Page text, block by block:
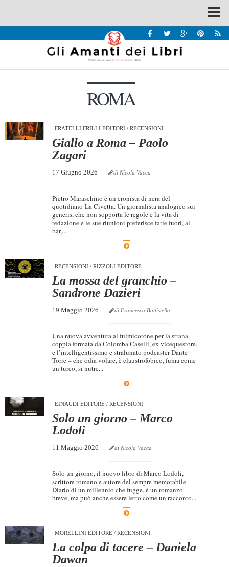
Recensioni
Interviste & Incontri
Chi siamo
Rassegna Stampa
Archivio
Partnership
Giallo Stresa
Tabù Festival 2014
A Tutto Volume
Salone di Torino
ROMA
FRATELLI FRILLI EDITORI / RECENSIONI
Giallo a Roma – Paolo
Zagari
17 Giugno 2026 di Nicola Vacca
Pietro Maraschino è un cronista di nera del
quotidiano La Civetta. Un giornalista analogico sui
generis, che non sopporta le regole e la vita di
redazione e le sue riunioni preferisce farle fuori, al
bar,...
RECENSIONI / RIZZOLI EDITORE
La mossa del granchio –
Sandrone Dazieri
19 Maggio 2026 di Francesca Battistella
Una nuova avventura al fulmicotone per la strana
coppia formata da Colomba Caselli, ex vicequestore,
e l’intelligentissimo e stralunato podcaster Dante
Torre – che odia volare, è claustrofobico, fuma come
un turco, si nutre...
EINAUDI EDITORE/ RECENSIONI
Solo un giorno – Marco
Lodoli
11 Maggio 2026 di Nicola Vacca
Solo un giorno, il nuovo libro di Marco Lodoli,
scrittore romano e autore del sempre memorabile
Diario di un millennio che fugge, è un romanzo
breve, ma può anche essere letto come un racconto...
MORELLINI EDITORE/ RECENSIONI
La colpa di tacere – Daniela
Dawan